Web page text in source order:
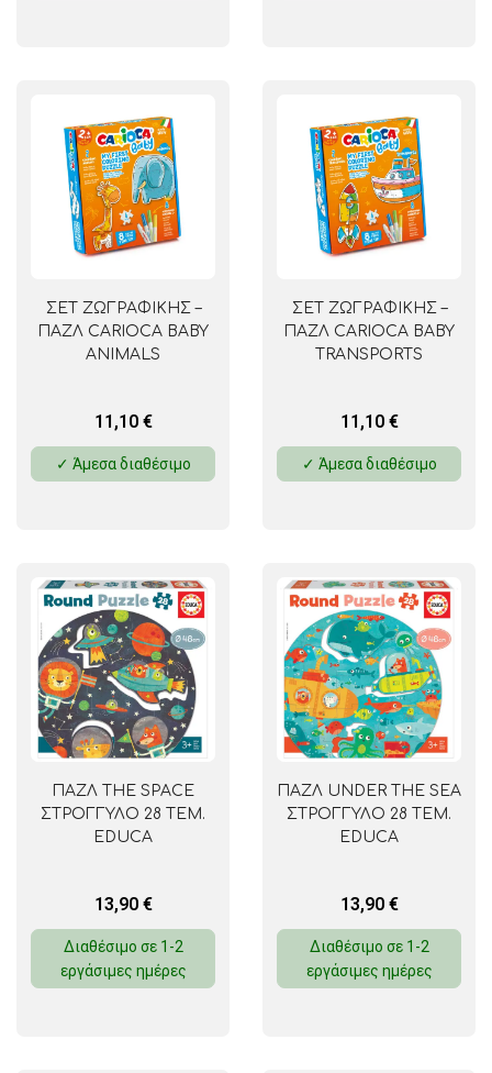
ΣΕΤ ΖΩΓΡΑΦΙΚΗΣ –
ΠΑΖΛ CARIOCA BABY
ANIMALS
11,10 €
✓ Άμεσα διαθέσιμο
ΣΕΤ ΖΩΓΡΑΦΙΚΗΣ –
ΠΑΖΛ CARIOCA BABY
TRANSPORTS
11,10 €
✓ Άμεσα διαθέσιμο
ΠΑΖΛ THE SPACE
ΣΤΡΟΓΓΥΛΟ 28 ΤΕΜ.
EDUCA
13,90 €
Διαθέσιμο σε 1-2
εργάσιμες ημέρες
ΠΑΖΛ UNDER THE SEA
ΣΤΡΟΓΓΥΛΟ 28 ΤΕΜ.
EDUCA
13,90 €
Διαθέσιμο σε 1-2
εργάσιμες ημέρες